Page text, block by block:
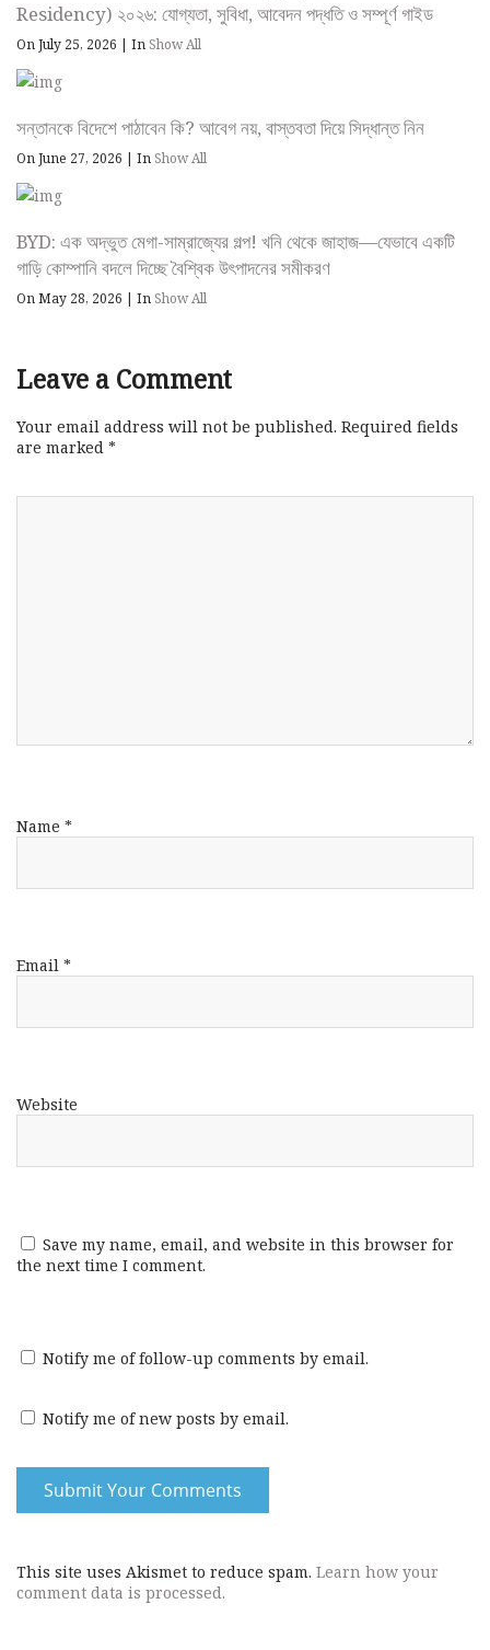
Residency) ২০২৬: যোগ্যতা, সুবিধা, আবেদন পদ্ধতি ও সম্পূর্ণ গাইড
On July 25, 2026 | InShow All
সন্তানকে বিদেশে পাঠাবেন কি? আবেগ নয়, বাস্তবতা দিয়ে সিদ্ধান্ত নিন
On June 27, 2026 | InShow All
BYD: এক অদ্ভুত মেগা-সাম্রাজ্যের গল্প! খনি থেকে জাহাজ—যেভাবে একটি
গাড়ি কোম্পানি বদলে দিচ্ছে বৈশ্বিক উৎপাদনের সমীকরণ
On May 28, 2026 | InShow All
Leave a Comment
Your email address will not be published. Required fields
are marked *
Name *
Email *
Website
Save my name, email, and website in this browser for
the next time I comment.
Notify me of follow-up comments by email.
Notify me of new posts by email.
This site uses Akismet to reduce spam. Learn how your
comment data is processed.